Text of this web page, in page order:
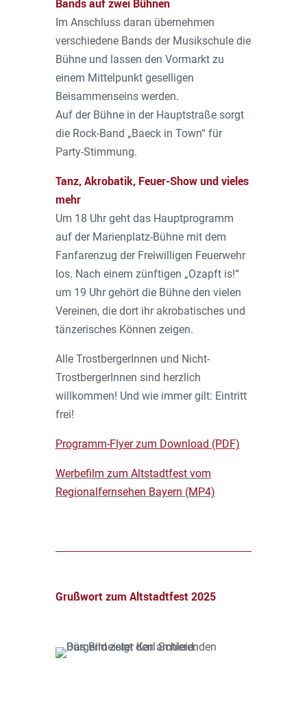
Bands auf zwei Bühnen
Im Anschluss daran übernehmen
verschiedene Bands der Musikschule die
Bühne und lassen den Vormarkt zu
einem Mittelpunkt geselligen
Beisammenseins werden.
Auf der Bühne in der Hauptstraße sorgt
die Rock-Band „Baeck in Town“ für
Party-Stimmung.
Tanz, Akrobatik, Feuer-Show und vieles
mehr
Um 18 Uhr geht das Hauptprogramm
auf der Marienplatz-Bühne mit dem
Fanfarenzug der Freiwilligen Feuerwehr
los. Nach einem zünftigen „Ozapft is!“
um 19 Uhr gehört die Bühne den vielen
Vereinen, die dort ihr akrobatisches und
tänzerisches Können zeigen.
Alle TrostbergerInnen und Nicht-
TrostbergerInnen sind herzlich
willkommen! Und wie immer gilt: Eintritt
frei!
Programm-Flyer zum Download (PDF)
Werbefilm zum Altstadtfest vom
Regionalfernsehen Bayern (MP4)
Grußwort zum Altstadtfest 2025